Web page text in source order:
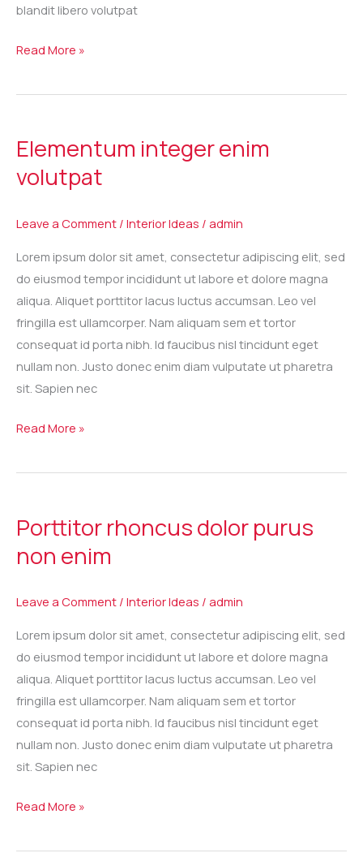
blandit libero volutpat
Read More »
Elementum integer enim
volutpat
Leave a Comment / Interior Ideas / admin
Lorem ipsum dolor sit amet, consectetur adipiscing elit, sed
do eiusmod tempor incididunt ut labore et dolore magna
aliqua. Aliquet porttitor lacus luctus accumsan. Leo vel
fringilla est ullamcorper. Nam aliquam sem et tortor
consequat id porta nibh. Id faucibus nisl tincidunt eget
nullam non. Justo donec enim diam vulputate ut pharetra
sit. Sapien nec
enim
volutpat
Read More »
Porttitor rhoncus dolor purus
non enim
Leave a Comment / Interior Ideas / admin
Lorem ipsum dolor sit amet, consectetur adipiscing elit, sed
do eiusmod tempor incididunt ut labore et dolore magna
aliqua. Aliquet porttitor lacus luctus accumsan. Leo vel
fringilla est ullamcorper. Nam aliquam sem et tortor
consequat id porta nibh. Id faucibus nisl tincidunt eget
nullam non. Justo donec enim diam vulputate ut pharetra
sit. Sapien nec
dolor
purus
Read More »